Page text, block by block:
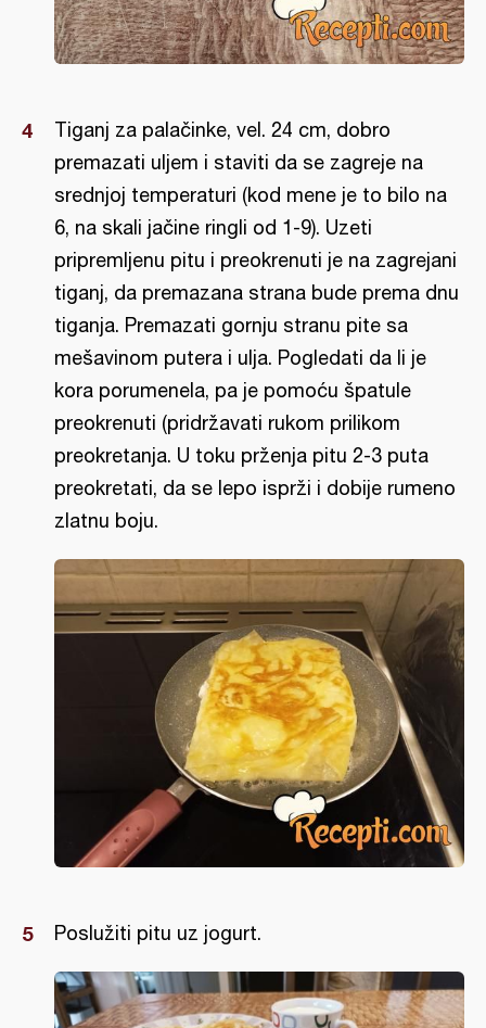
Tiganj za palačinke, vel. 24 cm, dobro
premazati uljem i staviti da se zagreje na
srednjoj temperaturi (kod mene je to bilo na
6, na skali jačine ringli od 1-9). Uzeti
pripremljenu pitu i preokrenuti je na zagrejani
tiganj, da premazana strana bude prema dnu
tiganja. Premazati gornju stranu pite sa
mešavinom putera i ulja. Pogledati da li je
kora porumenela, pa je pomoću špatule
preokrenuti (pridržavati rukom prilikom
preokretanja. U toku prženja pitu 2-3 puta
preokretati, da se lepo isprži i dobije rumeno
zlatnu boju.
Poslužiti pitu uz jogurt.